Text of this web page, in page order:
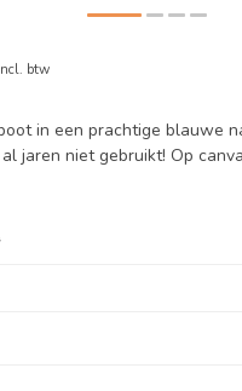
btw
in een prachtige blauwe
jaren niet gebruikt! Op